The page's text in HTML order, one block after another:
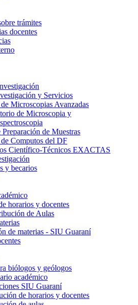
trámites
docentes
y Servicios
Microscopias Avanzadas
de Microscopia y
Preparación de Muestras
Computos del DF
Científico-Técnicos EXACTAS
y becarios
horarios y docentes
de Aulas
de materias - SIU Guaraní
biólogos y geólogos
académico
SIU Guaraní
de horarios y docentes